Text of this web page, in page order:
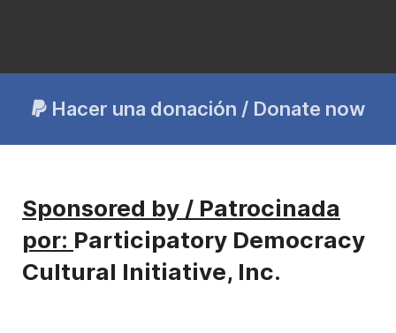
Hacer una donación / Donate now
Sponsored by / Patrocinada
por: Participatory Democracy
Cultural Initiative, Inc.